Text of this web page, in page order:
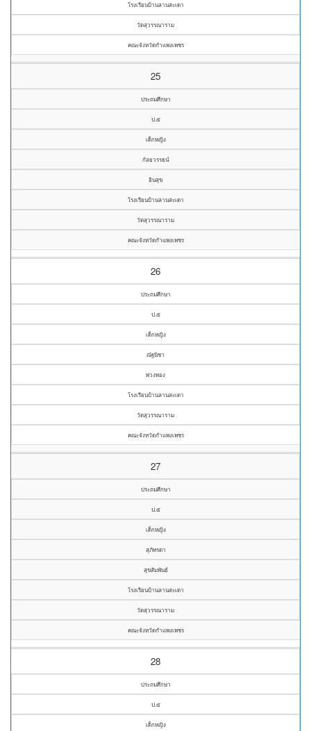
โรงเรียนบ้านลานสะเดา
วัดสุวรรณาราม
คณะจังหวัดกำแพงเพชร
25
ประถมศึกษา
ป.๕
เด็กหญิง
กัลยวรรธน์
อินสุข
โรงเรียนบ้านลานสะเดา
วัดสุวรรณาราม
คณะจังหวัดกำแพงเพชร
26
ประถมศึกษา
ป.๕
เด็กหญิง
ณัฐนิชา
พวงทอง
โรงเรียนบ้านลานสะเดา
วัดสุวรรณาราม
คณะจังหวัดกำแพงเพชร
27
ประถมศึกษา
ป.๕
เด็กหญิง
สุภัทรตา
สุขสัมพันธ์
โรงเรียนบ้านลานสะเดา
วัดสุวรรณาราม
คณะจังหวัดกำแพงเพชร
28
ประถมศึกษา
ป.๕
เด็กหญิง